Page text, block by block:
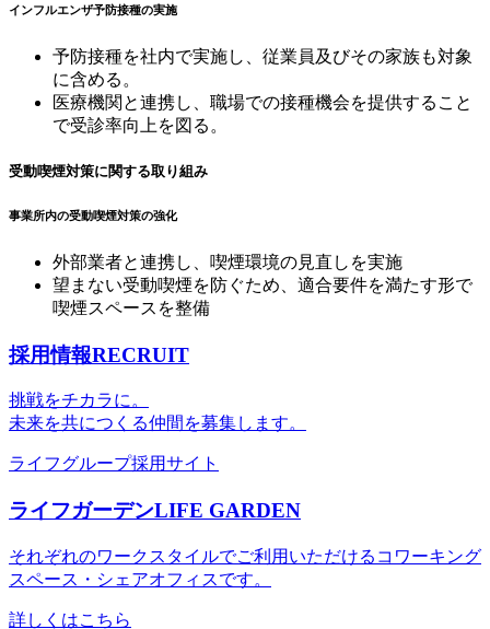
インフルエンザ予防接種の実施
予防接種を社内で実施し、従業員及びその家族も対象
に含める。
医療機関と連携し、職場での接種機会を提供すること
で受診率向上を図る。
受動喫煙対策に関する取り組み
事業所内の受動喫煙対策の強化
外部業者と連携し、喫煙環境の見直しを実施
望まない受動喫煙を防ぐため、適合要件を満たす形で
喫煙スペースを整備
採用情報RECRUIT
挑戦をチカラに。
未来を共につくる仲間を募集します。
ライフグループ採用サイト
ライフガーデンLIFE GARDEN
それぞれのワークスタイルでご利用いただけるコワーキング
スペース・シェアオフィスです。
詳しくはこちら